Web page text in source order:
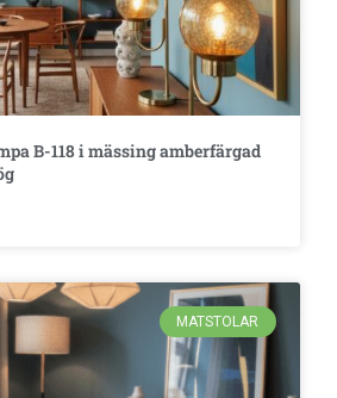
B-118 i mässing amberfärgad
MATSTOLAR